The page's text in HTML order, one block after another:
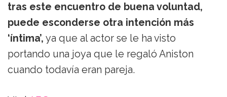
tras este encuentro de buena voluntad,
puede esconderse otra intención más
‘íntima’, ya que al actor se le ha visto
portando una joya que le regaló Aniston
cuando todavía eran pareja.